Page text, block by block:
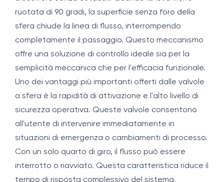
ruotata di 90 gradi, la superficie senza foro della
sfera chiude la linea di flusso, interrompendo
completamente il passaggio. Questo meccanismo
offre una soluzione di controllo ideale sia per la
semplicità meccanica che per l'efficacia funzionale.
Uno dei vantaggi più importanti offerti dalle valvole
a sfera è la rapidità di attivazione e l'alto livello di
sicurezza operativa. Queste valvole consentono
all'utente di intervenire immediatamente in
situazioni di emergenza o cambiamenti di processo.
Con un solo quarto di giro, il flusso può essere
interrotto o riavviato. Questa caratteristica riduce il
tempo di risposta complessivo del sistema,